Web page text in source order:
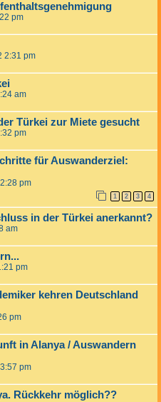
pm
2:31 pm
am
Türkei zur Miete gesucht
pm
für Auswanderziel:
pm
1 2 3 4
in der Türkei anerkannt?
am
pm
kehren Deutschland
pm
in Alanya / Auswandern
pm
Rückkehr möglich??